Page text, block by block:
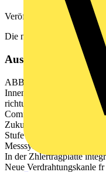
Veröffentlicht: 18. Februar
Die nächste Stufe der
Aus diesem
ABB STRIEBEL & JOHN
Innenausbaus von
richtungsweisendes
ComfortLine wurden die
Zukunftsfhigkeit in der
Stufe gehoben. 50 %
Messsysteme Neue
In der Zhlertragplatte
Neue Verdrahtungskanle